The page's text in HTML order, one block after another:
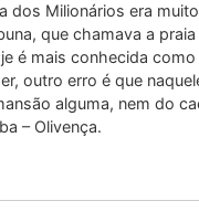
dos Milionários era
que chamava a
é mais conhecida como
outro erro é que
alguma, nem do
– Olivença.